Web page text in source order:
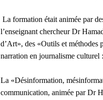
La formation était animée par
l’enseignant chercheur Dr
d’Art», des «Outils et méthodes
narration en journalisme culturel
La «Désinformation,
communication, animée par Dr